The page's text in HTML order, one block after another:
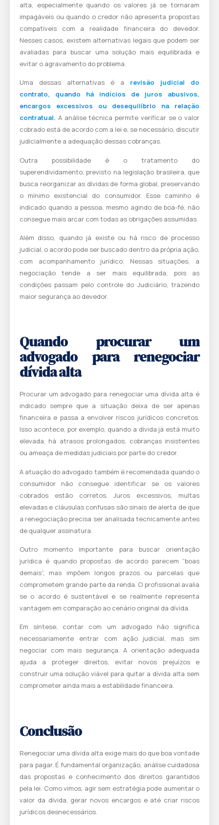
alta, especialmente quando os valores já se tornaram
impagáveis ou quando o credor não apresenta propostas
compatíveis com a realidade financeira do devedor.
Nesses casos, existem alternativas legais que podem ser
avaliadas para buscar uma solução mais equilibrada e
evitar o agravamento do problema.
Uma dessas alternativas é a revisão judicial do
contrato, quando há indícios de juros abusivos,
encargos excessivos ou desequilíbrio na relação
contratual. A análise técnica permite verificar se o valor
cobrado está de acordo com a lei e, se necessário, discutir
judicialmente a adequação dessas cobranças.
Outra possibilidade é o tratamento do
superendividamento, previsto na legislação brasileira, que
busca reorganizar as dívidas de forma global, preservando
o mínimo existencial do consumidor. Esse caminho é
indicado quando a pessoa, mesmo agindo de boa-fé, não
consegue mais arcar com todas as obrigações assumidas.
Além disso, quando já existe ou há risco de processo
judicial, o acordo pode ser buscado dentro da própria ação,
com acompanhamento jurídico. Nessas situações, a
negociação tende a ser mais equilibrada, pois as
condições passam pelo controle do Judiciário, trazendo
maior segurança ao devedor.
Quando procurar um
advogado para renegociar
dívida alta
Procurar um advogado para renegociar uma dívida alta é
indicado sempre que a situação deixa de ser apenas
financeira e passa a envolver riscos jurídicos concretos.
Isso acontece, por exemplo, quando a dívida já está muito
elevada, há atrasos prolongados, cobranças insistentes
ou ameaça de medidas judiciais por parte do credor.
A atuação do advogado também é recomendada quando o
consumidor não consegue identificar se os valores
cobrados estão corretos. Juros excessivos, multas
elevadas e cláusulas confusas são sinais de alerta de que
a renegociação precisa ser analisada tecnicamente antes
de qualquer assinatura.
Outro momento importante para buscar orientação
jurídica é quando propostas de acordo parecem “boas
demais”, mas impõem longos prazos ou parcelas que
comprometem grande parte da renda. O profissional avalia
se o acordo é sustentável e se realmente representa
vantagem em comparação ao cenário original da dívida.
Em síntese, contar com um advogado não significa
necessariamente entrar com ação judicial, mas sim
negociar com mais segurança. A orientação adequada
ajuda a proteger direitos, evitar novos prejuízos e
construir uma solução viável para quitar a dívida alta sem
comprometer ainda mais a estabilidade financeira.
Conclusão
Renegociar uma dívida alta exige mais do que boa vontade
para pagar. É fundamental organização, análise cuidadosa
das propostas e conhecimento dos direitos garantidos
pela lei. Como vimos, agir sem estratégia pode aumentar o
valor da dívida, gerar novos encargos e até criar riscos
jurídicos desnecessários.